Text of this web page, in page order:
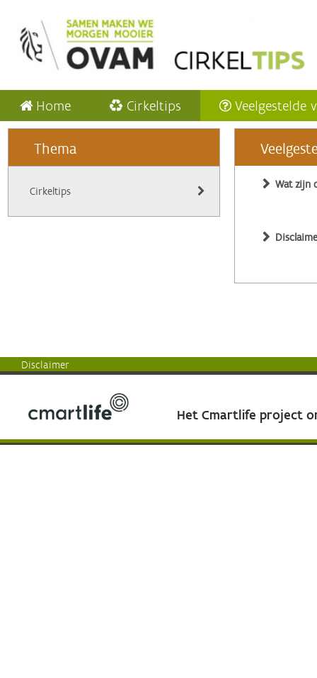
Home Cirkeltips Veelgestelde
Thema
Cirkeltips
Wat zijn
Disclaimer
Het Cmartlife project